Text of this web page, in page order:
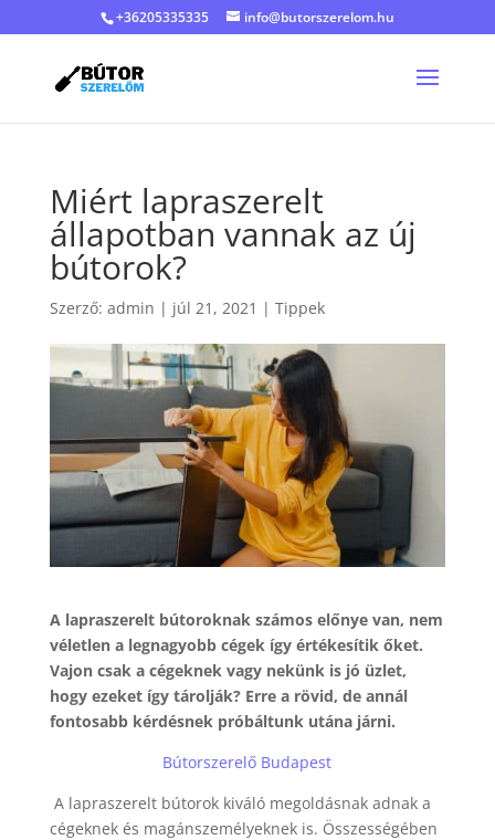
+36205335335 info@butorszerelom.hu
Miért lapraszerelt
állapotban vannak az új
bútorok?
Szerző: admin | júl 21, 2021 | Tippek
A lapraszerelt bútoroknak számos előnye van, nem
véletlen a legnagyobb cégek így értékesítik őket.
Vajon csak a cégeknek vagy nekünk is jó üzlet,
hogy ezeket így tárolják? Erre a rövid, de annál
fontosabb kérdésnek próbáltunk utána járni.
Bútorszerelő Budapest
A lapraszerelt bútorok kiváló megoldásnak adnak a
cégeknek és magánszemélyeknek is. Összességében